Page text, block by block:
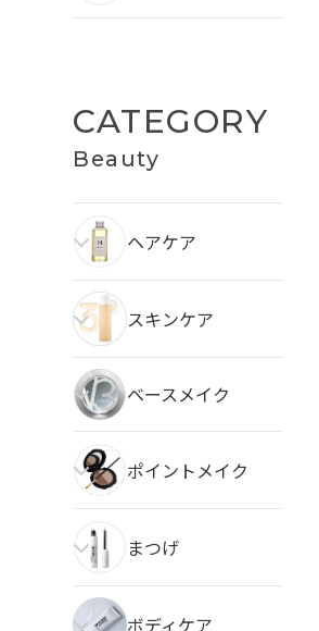
CATEGORY
Beauty
ヘアケア
スキンケア
ベースメイク
ポイントメイク
まつげ
ボディケア